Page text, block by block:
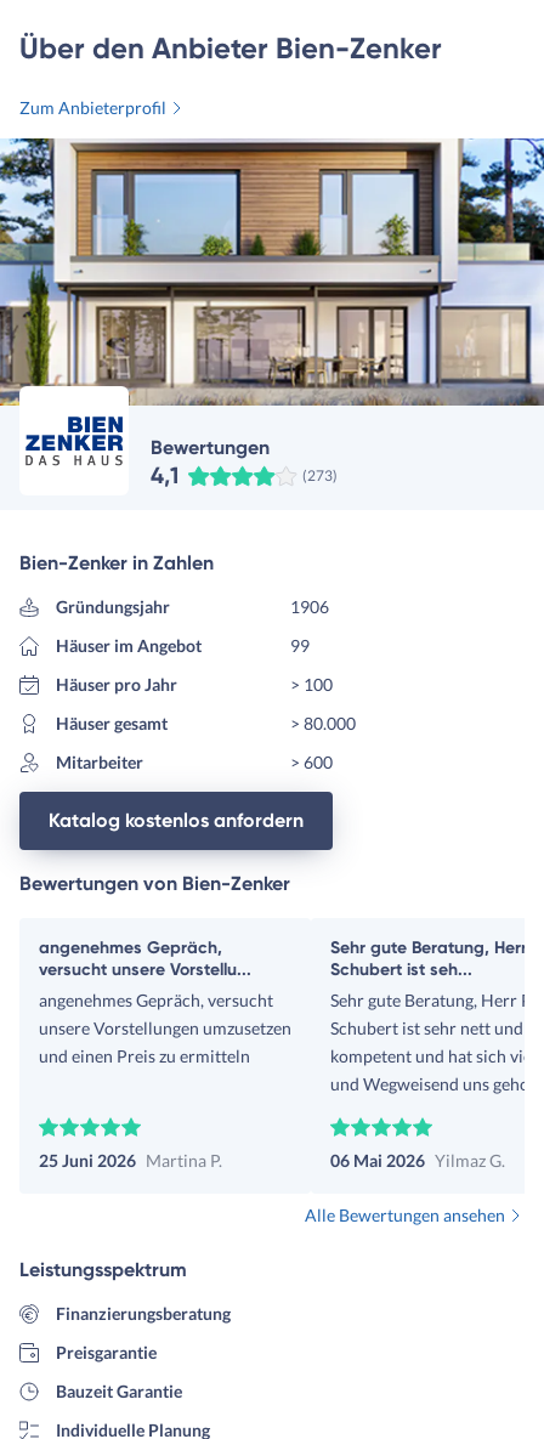
Über den Anbieter Bien-Zenker
Zum Anbieterprofil
Bewertungen
4,1 (273)
Bien-Zenker in Zahlen
Gründungsjahr
1906
Häuser im Angebot
99
Häuser pro Jahr
> 100
Häuser gesamt
> 80.000
Mitarbeiter
> 600
Katalog kostenlos anfordern
Bewertungen von Bien-Zenker
angenehmes Gepräch,
versucht unsere Vorstellu...
angenehmes Gepräch, versucht
unsere Vorstellungen umzusetzen
und einen Preis zu ermitteln
25 Juni 2026 Martina P.
Sehr gute Beratung, Herr
Schubert ist seh...
Sehr gute Beratung, Herr Pit
Schubert ist sehr nett und
kompetent und hat sich viel
und Wegweisend uns
Perspektive eröffnet sehr zu
Positiv. Freue mich auf die
Schubert.
06 Mai 2026 Yilmaz G.
Alle Bewertungen ansehen
Leistungsspektrum
Finanzierungsberatung
Preisgarantie
Bauzeit Garantie
Individuelle Planung